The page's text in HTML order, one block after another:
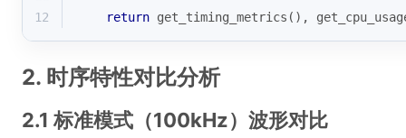
12
return get_timing_metrics(),
2. 时序特性对比分析
2.1 标准模式（100kHz）波形对比